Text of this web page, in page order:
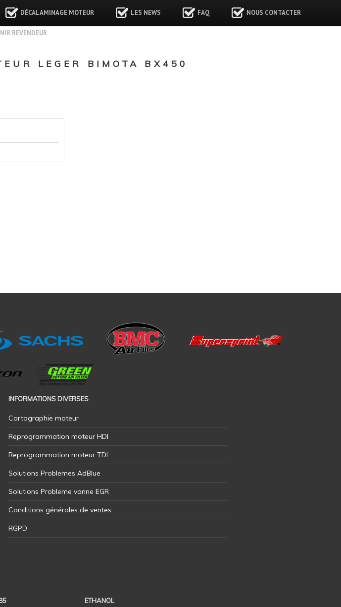
DÉCALAMINAGE MOTEUR LES NEWS FAQ NOUS CONTACTER
REVENDEUR
LEGER BIMOTA BX450
INFORMATIONS DIVERSES
Cartographie moteur
Reprogrammation moteur HDI
Reprogrammation moteur TDI
Solutions Problemes AdBlue
Solutions Probleme vanne EGR
Conditions générales de ventes
RGPD
ETHANOL